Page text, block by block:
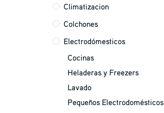
Climatizacion
Colchones
Electrodómesticos
Cocinas
Heladeras y Freezers
Lavado
Pequeños Electrodomésticos